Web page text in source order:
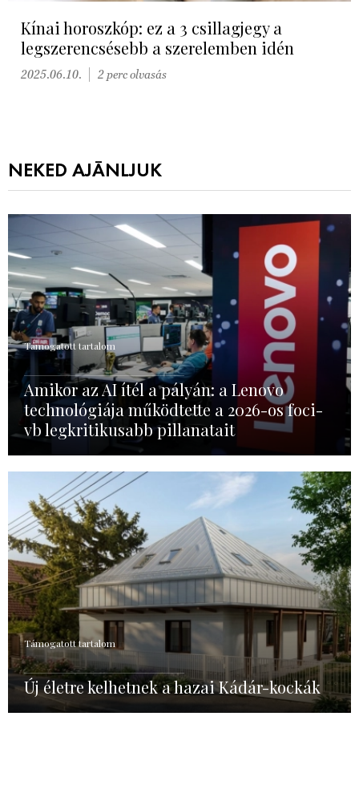
Kínai horoszkóp: ez a 3 csillagjegy a
legszerencsésebb a szerelemben idén
2025.06.10. 2 perc olvasás
NEKED AJÁNLJUK
Támogatott tartalom
Amikor az AI ítél a pályán: a Lenovo
technológiája működtette a 2026-os foci-
vb legkritikusabb pillanatait
Támogatott tartalom
Új életre kelhetnek a hazai Kádár-kockák